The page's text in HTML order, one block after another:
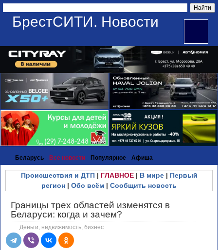
БрестСИТИ. Новости
Беларусь Все новости Популярное Афиша
Происшествия и ДТП| ГЛАВНОЕ| В мире| Первый
регион | Обо всём | Сообщить новость
Границы трех областей изменятся в
Беларуси: когда и зачем?
Деньги, недвижимость, бизнес